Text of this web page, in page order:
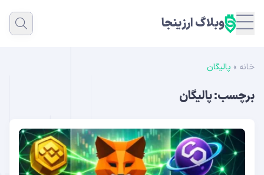
وبلاگ ارزینجا
خانه » پالیگان
برچسب:پالیگان